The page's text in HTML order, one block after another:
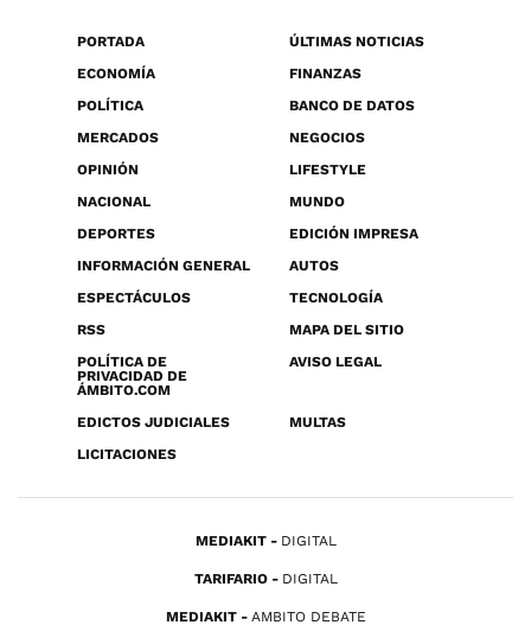
PORTADA
ÚLTIMAS NOTICIAS
ECONOMÍA
FINANZAS
POLÍTICA
BANCO DE DATOS
MERCADOS
NEGOCIOS
OPINIÓN
LIFESTYLE
NACIONAL
MUNDO
DEPORTES
EDICIÓN IMPRESA
INFORMACIÓN GENERAL
AUTOS
ESPECTÁCULOS
TECNOLOGÍA
RSS
MAPA DEL SITIO
POLÍTICA DE
PRIVACIDAD DE
ÁMBITO.COM
AVISO LEGAL
EDICTOS JUDICIALES
MULTAS
LICITACIONES
MEDIAKIT DIGITAL
TARIFARIO DIGITAL
MEDIAKIT AMBITO DEBATE